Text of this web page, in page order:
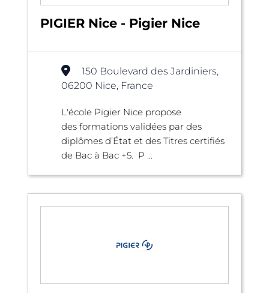
PIGIER Nice - Pigier Nice
150 Boulevard des Jardiniers,
06200 Nice, France
L'école Pigier Nice propose
des formations validées par des
diplômes d’État et des Titres certifiés
de Bac à Bac +5. P ...